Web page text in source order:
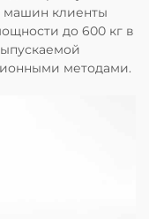
машин клиенты
до 600 кг в
методами.